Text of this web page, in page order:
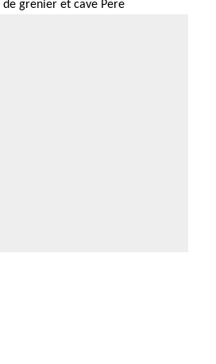
de grenier et cave Pere